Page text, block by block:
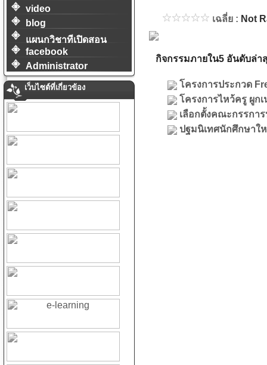
video
blog
แผนกวิชาทีเปิดสอน
facebook
Administrator
เว็บไซต์ที่เกี่ยวข้อง
เฉลี่ย : Not
กิจกรรมภายใน5 อันดับล่า
โครงการประกวด
โครงการไหว้ครู ผูก
เลือกตั้งคณะกรรกา
ปฐมนิเทศนักศึกษาใ